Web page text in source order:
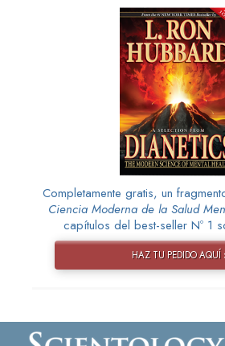
Completamente gratis, un
Ciencia Moderna de la Salud
capítulos del best-seller Nº 1
HAZ TU PEDIDO AQUÍ